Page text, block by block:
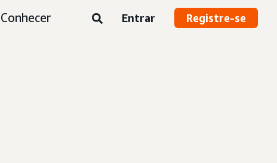
Conhecer Entrar Registre-se